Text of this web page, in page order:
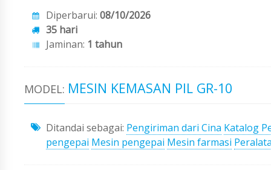
Diperbarui: 08/10/2026
35 hari
Jaminan: 1 tahun
MODEL: MESIN KEMASAN PIL GR-10
Ditandai sebagai: Pengiriman dari Cina Katalog
pengepai Mesin pengepai Mesin farmasi